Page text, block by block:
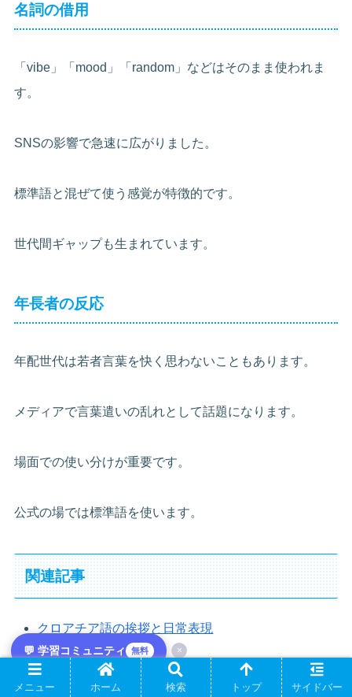
名詞の借用
「vibe」「mood」「random」などはそのまま使われま
す。
SNSの影響で急速に広がりました。
標準語と混ぜて使う感覚が特徴的です。
世代間ギャップも生まれています。
年長者の反応
年配世代は若者言葉を快く思わないこともあります。
メディアで言葉遣いの乱れとして話題になります。
場面での使い分けが重要です。
公式の場では標準語を使います。
関連記事
クロアチア語の挨拶と日常表現
クロアチア語の格変化
クロアチア語の発音とアクセント
💬 学習コミュニティ 無料 ×
メニュー ホーム 検索 トップ サイドバー